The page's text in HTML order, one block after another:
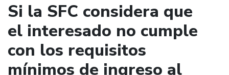
Si la SFC considera que
el interesado no cumple
con los requisitos
mínimos de ingreso al